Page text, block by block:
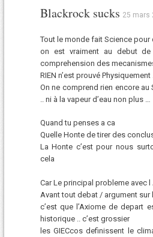
Blackrock sucks 25 mars
Tout le monde fait Science
on est vraiment au debut
comprehension des
RIEN n’est prouvé Physiquement
On ne comprend rien encore au
.. ni à la vapeur d’eau non plus …
Quand tu penses a ca
Quelle Honte de tirer des
La Honte c’est pour nous
cela
Car Le principal probleme avec l
Avant tout debat / argument sur
c’est que l’Axiome de depart
historique .. c’est grossier
les GIECcos definissent le